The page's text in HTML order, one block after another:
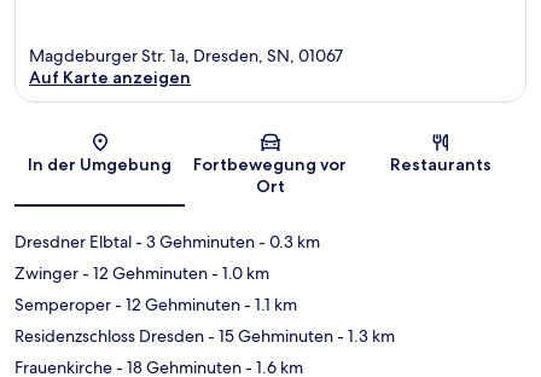
Karte
Magdeburger Str. 1a, Dresden, SN, 01067
Auf Karte anzeigen
In der Umgebung
Fortbewegung vor
Ort
Restaurants
Dresdner Elbtal- 3 Gehminuten- 0.3 km
Zwinger- 12 Gehminuten- 1.0 km
Semperoper- 12 Gehminuten- 1.1 km
Residenzschloss Dresden- 15 Gehminuten- 1.3 km
Frauenkirche- 18 Gehminuten- 1.6 km